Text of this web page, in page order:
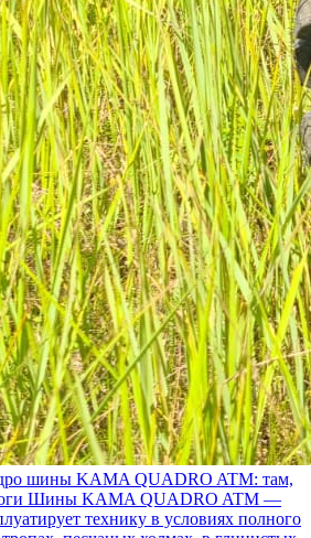
шины KAMA QUADRO ATM: там,
Шины KAMA QUADRO ATM —
технику в условиях полного